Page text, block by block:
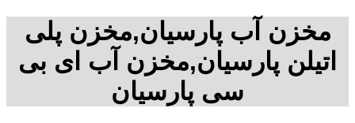
مخزن آب پارسیان,مخزن پلی
اتیلن پارسیان,مخزن آب ای بی
سی پارسیان